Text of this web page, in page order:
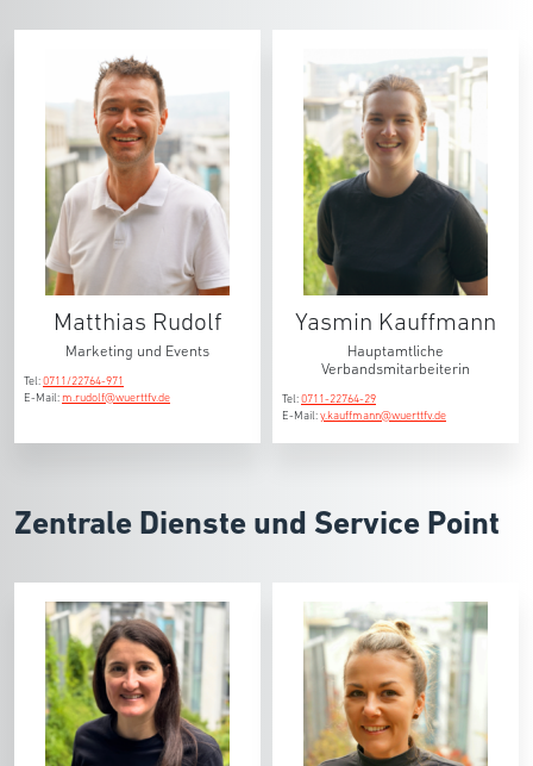
Matthias Rudolf
Marketing und Events
Tel:0711/22764-971
E-Mail: m.rudolf@wuerttfv.de
Yasmin Kauffmann
Hauptamtliche
Verbandsmitarbeiterin
Tel:0711-22764-29
E-Mail:y.kauffmann@wuerttfv.de
Zentrale Dienste und Service Point